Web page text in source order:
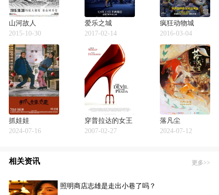
山河故人
2015-10-30
爱乐之城
2017-02-14
疯狂动物城
2016-03-04
抓娃娃
2024-07-16
穿普拉达的女王
2007-02-27
落凡尘
2024-07-12
相关资讯 更多>>
照明商店志雄是走出小巷了吗？